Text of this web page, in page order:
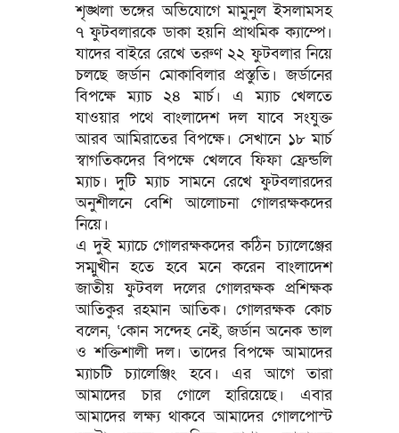
শৃঙ্খলা ভঙ্গের অভিযোগে মামুনুল ইসলামসহ
৭ ফুটবলারকে ডাকা হয়নি প্রাথমিক ক্যাম্পে।
যাদের বাইরে রেখে তরুণ ২২ ফুটবলার নিয়ে
চলছে জর্ডান মোকাবিলার প্রস্তুতি। জর্ডানের
বিপক্ষে ম্যাচ ২৪ মার্চ। এ ম্যাচ খেলতে
যাওয়ার পথে বাংলাদেশ দল যাবে সংযুক্ত
আরব আমিরাতের বিপক্ষে। সেখানে ১৮ মার্চ
স্বাগতিকদের বিপক্ষে খেলবে ফিফা ফ্রেন্ডলি
ম্যাচ। দুটি ম্যাচ সামনে রেখে ফুটবলারদের
অনুশীলনে বেশি আলোচনা গোলরক্ষকদের
নিয়ে।
এ দুই ম্যাচে গোলরক্ষকদের কঠিন চ্যালেঞ্জের
সম্মুখীন হতে হবে মনে করেন বাংলাদেশ
জাতীয় ফুটবল দলের গোলরক্ষক প্রশিক্ষক
আতিকুর রহমান আতিক। গোলরক্ষক কোচ
বলেন, ‘কোন সন্দেহ নেই, জর্ডান অনেক ভাল
ও শক্তিশালী দল। তাদের বিপক্ষে আমাদের
ম্যাচটি চ্যালেঞ্জিং হবে। এর আগে তারা
আমাদের চার গোলে হারিয়েছে। এবার
আমাদের লক্ষ্য থাকবে আমাদের গোলপোস্ট